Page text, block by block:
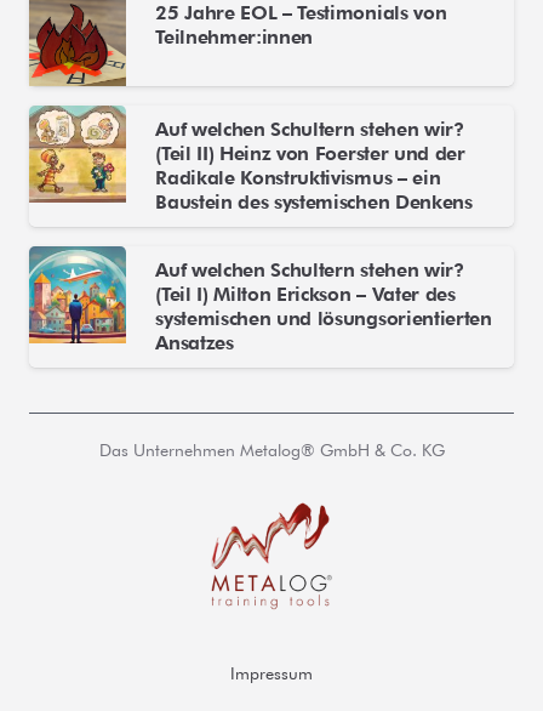
25 Jahre EOL – Testimonials von
Teilnehmer:innen
Auf welchen Schultern stehen wir?
(Teil II) Heinz von Foerster und der
Radikale Konstruktivismus – ein
Baustein des systemischen Denkens
Auf welchen Schultern stehen wir?
(Teil I) Milton Erickson – Vater des
systemischen und lösungsorientierten
Ansatzes
Das Unternehmen Metalog® GmbH & Co. KG
Impressum